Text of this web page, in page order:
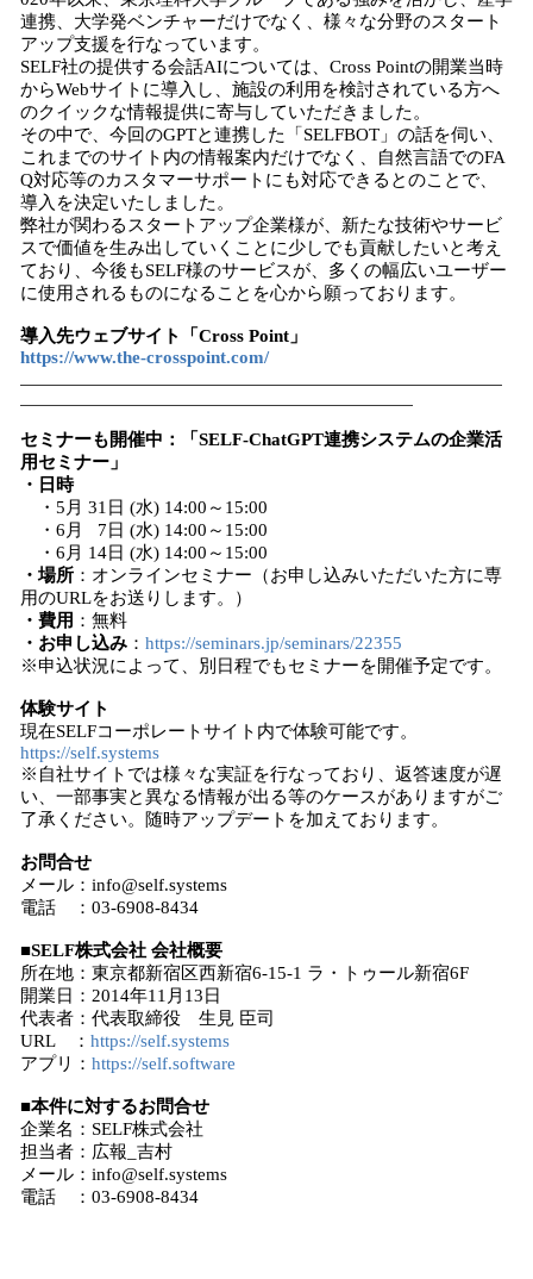
連携、大学発ベンチャーだけでなく、様々な分野のスタート
アップ支援を行なっています。
SELF社の提供する会話AIについては、Cross Pointの開業当時
からWebサイトに導入し、施設の利用を検討されている方へ
のクイックな情報提供に寄与していただきました。
その中で、今回のGPTと連携した「SELFBOT」の話を伺い、
これまでのサイト内の情報案内だけでなく、自然言語でのFA
Q対応等のカスタマーサポートにも対応できるとのことで、
導入を決定いたしました。
弊社が関わるスタートアップ企業様が、新たな技術やサービ
スで価値を生み出していくことに少しでも貢献したいと考え
ており、今後もSELF様のサービスが、多くの幅広いユーザー
に使用されるものになることを心から願っております。
導入先ウェブサイト「Cross Point」
https://www.the-crosspoint.com/
セミナーも開催中：「SELF-ChatGPT連携システムの企業活
用セミナー」
・日時
・5月 31日 (水) 14:00～15:00​​
・6月 7日 (水) 14:00～15:00​​
・6月 14日 (水) 14:00～15:00
・場所 ：オンラインセミナー（お申し込みいただいた方に専
用のURLをお送りします。）
・費用 ：無料
・お申し込み ： https://seminars.jp/seminars/22355
※申込状況によって、別日程でもセミナーを開催予定です。
体験サイト
現在SELFコーポレートサイト内で体験可能です。
https://self.systems
※自社サイトでは様々な実証を行なっており、返答速度が遅
い、一部事実と異なる情報が出る等のケースがありますがご
了承ください。随時アップデートを加えております。
お問合せ
メール：info@self.systems
電話 ：03-6908-8434
■SELF株式会社 会社概要
所在地：東京都新宿区西新宿6-15-1 ラ・トゥール新宿6F
開業日：2014年11月13日
代表者：代表取締役 生見 臣司
URL ： https://self.systems
アプリ： https://self.software
■本件に対するお問合せ
企業名：SELF株式会社
担当者：広報_吉村
メール：info@self.systems
電話 ：03-6908-8434